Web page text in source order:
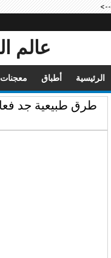
-->
عالم
الرئيسية أطباق معجنات
طرق طبيعية جد